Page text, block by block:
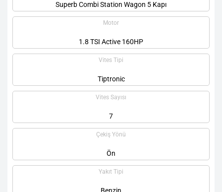
Superb Combi Station Wagon 5 Kapı
Motor
1.8 TSI Active 160HP
Vites Tipi
Tiptronic
Vites Sayısı
7
Çekiş Yönü
Ön
Yakıt Tipi